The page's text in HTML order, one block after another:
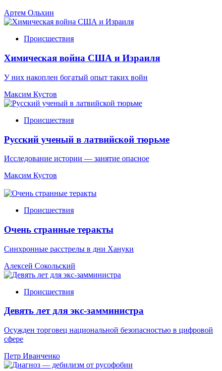
Артем Ольхин
Происшествия
Химическая война США и Израиля
У них накоплен богатый опыт таких войн
Максим Кустов
Происшествия
Русский ученый в латвийской тюрьме
Исследование истории — занятие опасное
Максим Кустов
Происшествия
Очень странные теракты
Синхронные расстрелы в дни Хануки
Алексей Сокольский
Происшествия
Девять лет для экс-замминистра
Осужден торговец национальной безопасностью в цифровой
сфере
Петр Иванченко